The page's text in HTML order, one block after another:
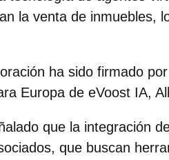
la venta de inmuebles,
ha sido firmado
Europa de eVoost IA,
que la integración
que buscan